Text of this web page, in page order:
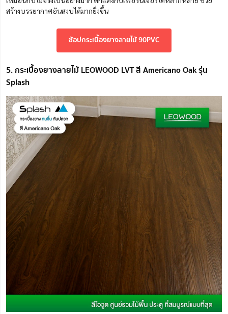
สร้างบรรยากาศอันสงบได้มากยิ่งขึ้น
ช้อปกระเบื้องยางลายไม้ 90PVC
5. กระเบื้องยางลายไม้ LEOWOOD LVT สี Americano Oak รุ่น
Splash